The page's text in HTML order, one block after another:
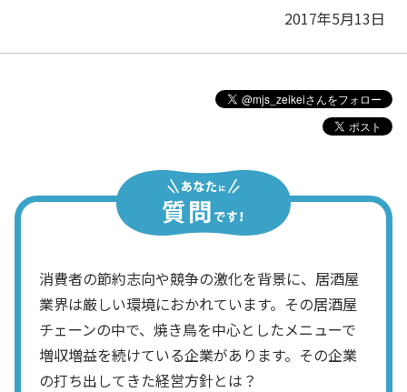
2017年5月13日
消費者の節約志向や競争の激化を背景に、居酒屋
業界は厳しい環境におかれています。その居酒屋
チェーンの中で、焼き鳥を中心としたメニューで
増収増益を続けている企業があります。その企業
の打ち出してきた経営方針とは？